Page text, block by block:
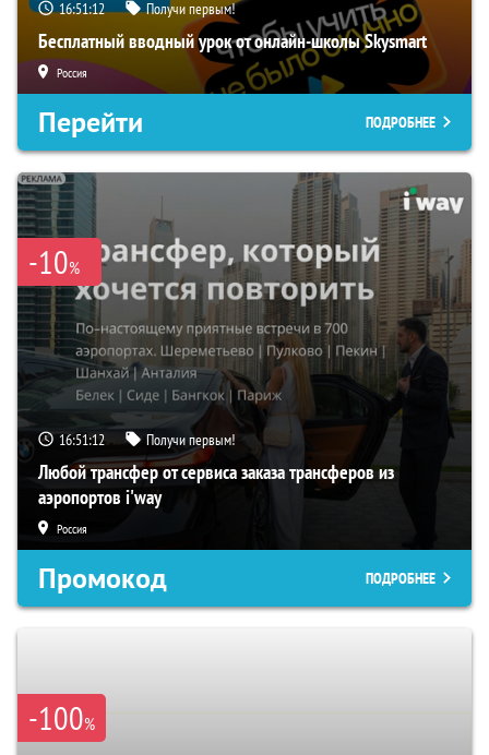
16:51:11 Получи первым!
Бесплатный вводный урок от онлайн-школы Skysmart
Россия
Перейти ПОДРОБНЕЕ
-10%
16:51:11 Получи первым!
Любой трансфер от сервиса заказа трансферов из
аэропортов i'way
Россия
Промокод ПОДРОБНЕЕ
-100%